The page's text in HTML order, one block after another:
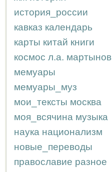
история_россии
кавказ календарь
карты китай книги
космос л.а. мартынов
мемуары
мемуары_муз
мои_тексты москва
моя_всячина музыка
наука национализм
новые_переводы
православие разное